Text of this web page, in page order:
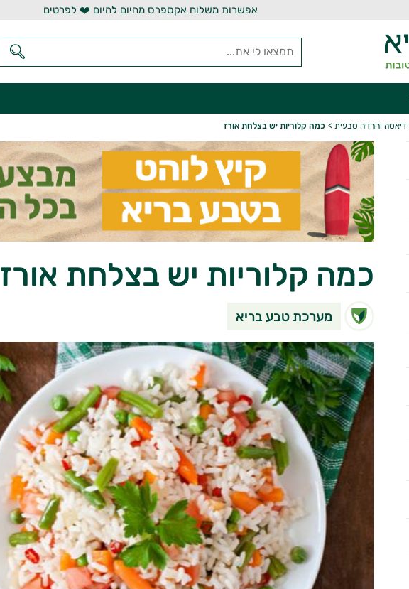
אפשרות משלוח אקספרס מהיום להיום ❤️ לפרטים
דיאטה והרזיה טבעית > כמה קלוריות יש בצלחת אורז
כמה קלוריות יש בצלחת אורז
מערכת טבע בריא